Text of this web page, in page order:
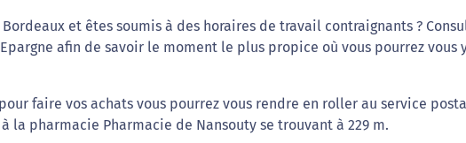
et êtes soumis à des horaires de travail contraignants ?
afin de savoir le moment le plus propice où vous pourrez vous
faire vos achats vous pourrez vous rendre en roller au service
la pharmacie Pharmacie de Nansouty se trouvant à 229 m.